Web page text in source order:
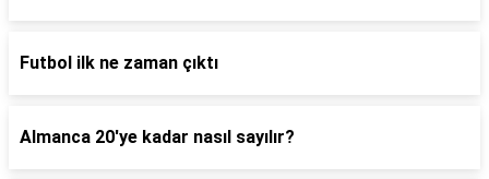
Futbol ilk ne zaman çıktı
Almanca 20'ye kadar nasıl sayılır?